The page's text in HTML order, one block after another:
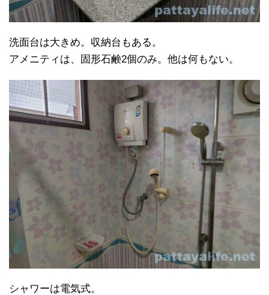
洗面台は大きめ。収納台もある。
アメニティは、固形石鹸2個のみ。他は何もない。
シャワーは電気式。